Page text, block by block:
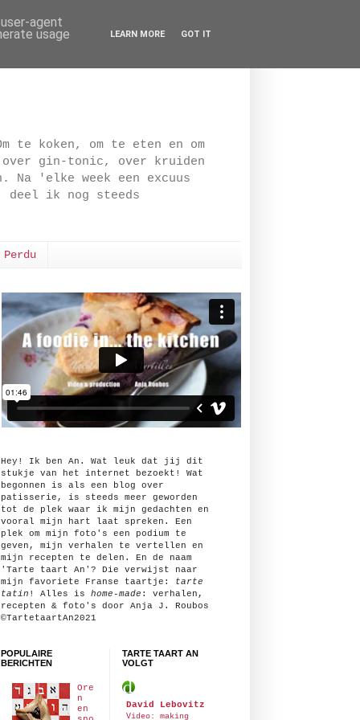
koken, om te eten en om
gin-tonic, over kruiden
'elke week een excuus
ik nog steeds
Hey! Ik ben An. Wat leuk dat jij dit
stukje van het internet bezoekt! Wat
begonnen is als een blog over
patisserie, is steeds meer geworden
tot de plek waar ik mijn gedachten en
vooral mijn hart laat spreken. Een
plek om mijn foto's een podium te
geven, mijn verhalen te vertellen en
mijn recepten te delen. En de naam
'Tarte taart An'? Die verwijst naar
mijn favoriete Franse taartje: tarte
tatin ! Alles is home-made : verhalen,
recepten & foto's door Anja J. Roubos
©TartetaartAn2021
POPULAIRE
BERICHTEN
Ore
n
en
TARTE TAART AN
VOLGT
David Lebovitz
Video: making
agent
usage LEARN MORE GOT IT